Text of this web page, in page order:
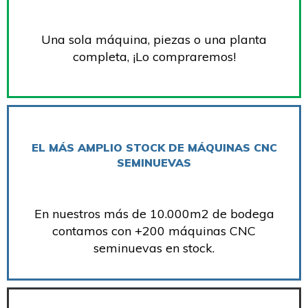
Una sola máquina, piezas o una planta
completa, ¡Lo compraremos!
EL MÁS AMPLIO STOCK DE MÁQUINAS CNC
SEMINUEVAS
En nuestros más de 10.000m2 de bodega
contamos con +200 máquinas CNC
seminuevas en stock.